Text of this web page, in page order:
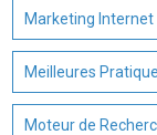
Marketing Internet
Meilleures
Moteur de